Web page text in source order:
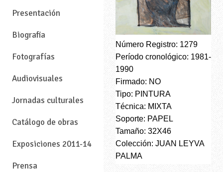
Presentación
Biografia
Fotografías
Audiovisuales
Jornadas culturales
Catálogo de obras
Exposiciones 2011-14
Prensa
Número Registro: 1279
Período cronológico: 1981-
1990
Firmado: NO
Tipo: PINTURA
Técnica: MIXTA
Soporte: PAPEL
Tamaño: 32X46
Colección: JUAN LEYVA
PALMA